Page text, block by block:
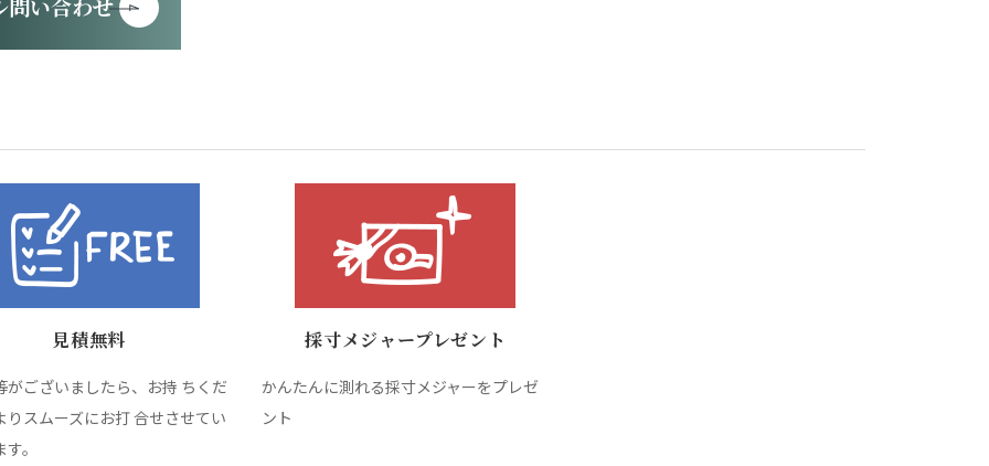
問い合わせ
見積無料
がございましたら、お持 ちくだ
りスムーズにお打 合せさせてい
。
採寸メジャープレゼント
かんたんに測れる採寸メジャーをプレゼ
ント